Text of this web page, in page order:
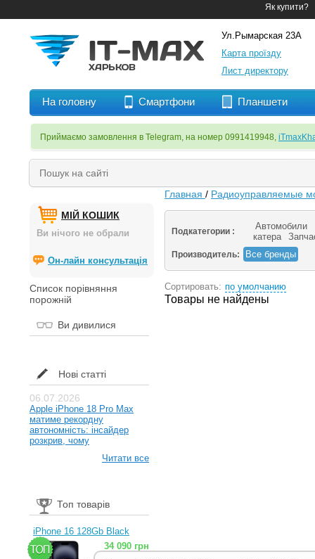
Як купити?
Ул.Рымарская 23А
Карта проїзду
Лист директору
На головну Смартфони Планшети
Приймаємо замовлення в Telegram, на номер 0991419948,
МІЙ КОШИК
Ви нічого не обрали
Он-лайн консультація
Список порівняння
порожній
Ви дивилися
Нові статті
06.07.2026
Apple iPhone 18 Pro Max
матиме рекордну
автономність: інсайдер
розкрив, чому
Читати все
Топ товарів
iPhone 16 128Gb Black
34 090 грн
Главная / Радиоуправляемые
Подкатегории : Автомобили
катера
Производитель: Все бренды
Сортировать: по умолчанию
Товары не найдены